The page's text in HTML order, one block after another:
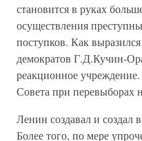
становится в руках
осуществления
поступков. Как
демократов Г.Д.Кучин-
реакционное
Совета при перевыборах
Ленин создавал и создал
Более того, по мере